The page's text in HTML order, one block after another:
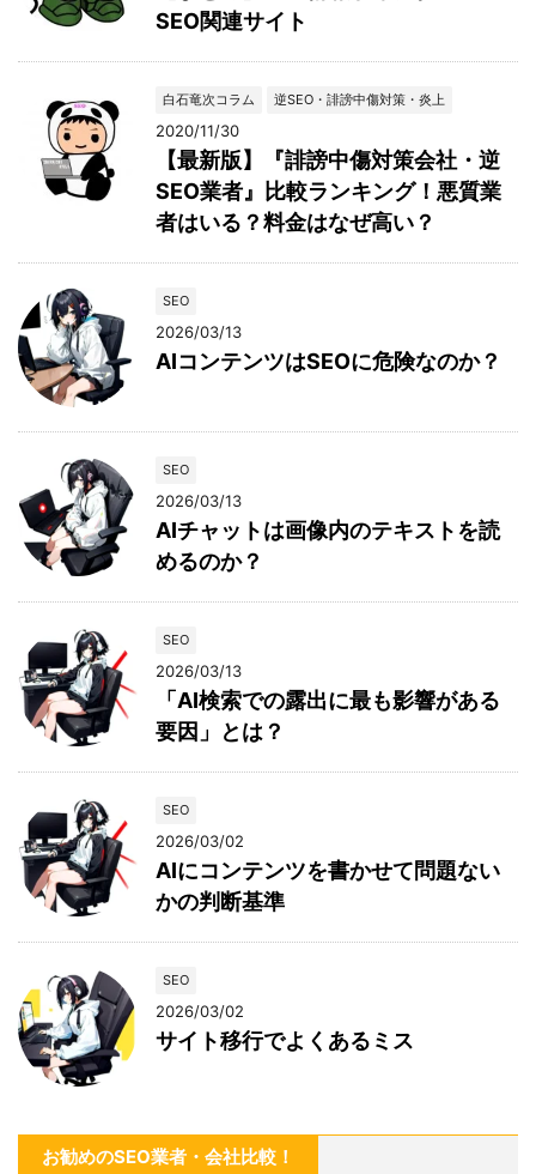
SEO関連サイト
白石竜次コラム 逆SEO・誹謗中傷対策・炎上
2020/11/30
【最新版】『誹謗中傷対策会社・逆
SEO業者』比較ランキング！悪質業
者はいる？料金はなぜ高い？
SEO
2026/03/13
AIコンテンツはSEOに危険なのか？
SEO
2026/03/13
AIチャットは画像内のテキストを読
めるのか？
SEO
2026/03/13
「AI検索での露出に最も影響がある
要因」とは？
SEO
2026/03/02
AIにコンテンツを書かせて問題ない
かの判断基準
SEO
2026/03/02
サイト移行でよくあるミス
お勧めのSEO業者・会社比較！